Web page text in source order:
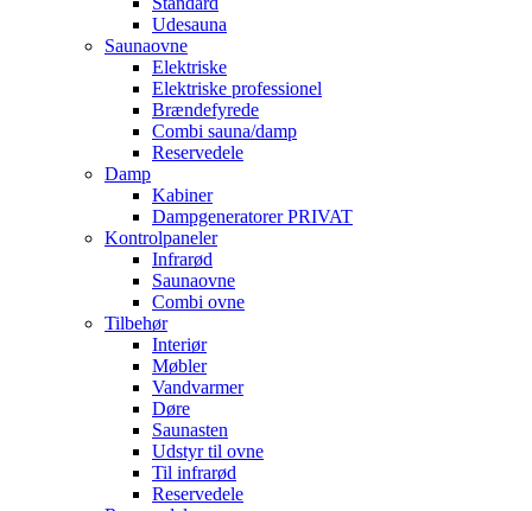
Udesauna
Saunaovne
Elektriske
Elektriske professionel
Brændefyrede
Combi sauna/damp
Reservedele
Damp
Kabiner
Dampgeneratorer PRIVAT
Kontrolpaneler
Infrarød
Saunaovne
Combi ovne
Tilbehør
Interiør
Møbler
Vandvarmer
Døre
Saunasten
Udstyr til ovne
Til infrarød
Reservedele